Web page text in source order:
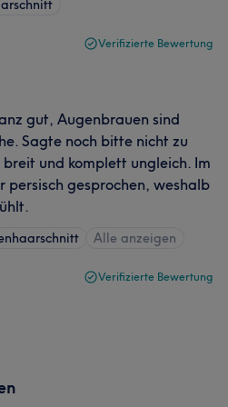
Verifizierte Bewertung
gut, Augenbrauen sind
Sagte noch bitte nicht zu
und komplett ungleich. Im
persisch gesprochen, weshalb
Alle anzeigen
Verifizierte Bewertung